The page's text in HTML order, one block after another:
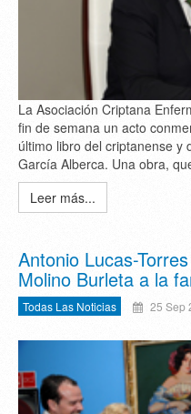
La Asociación Criptana
fin de semana un acto
último libro del criptanense y
García Alberca. Una obra,
Leer más...
Antonio Lucas-
Molino Burleta a la
Todas Las Noticias 25 Sep